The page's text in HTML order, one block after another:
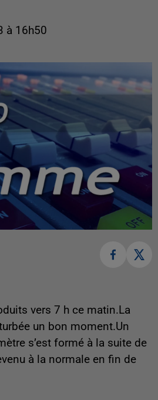
à 16h50
vers 7 h ce matin.La
un bon moment.Un
s’est formé à la suite de
à la normale en fin de